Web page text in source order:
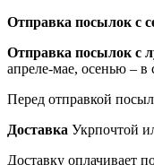
Отправка посылок с
Отправка посылок с
апреле-мае, осенью – в
Перед отправкой
Доставка Укрпочтой
Доставку оплачивает